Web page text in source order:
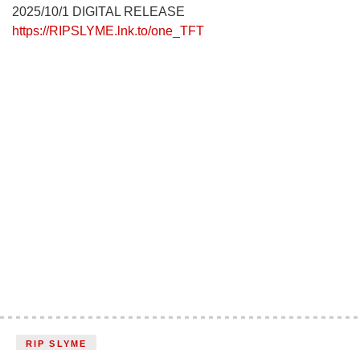
2025/10/1 DIGITAL RELEASE
https://RIPSLYME.lnk.to/one_TFT
RIP SLYME